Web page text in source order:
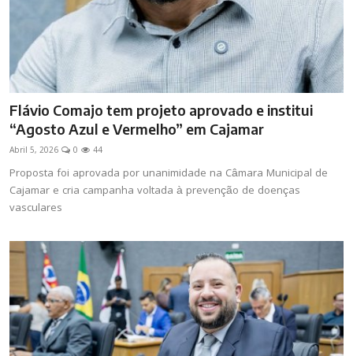
Flávio Comajo tem projeto aprovado e institui
“Agosto Azul e Vermelho” em Cajamar
Abril 5, 2026 0 44
Proposta foi aprovada por unanimidade na Câmara Municipal de
Cajamar e cria campanha voltada à prevenção de doenças
vasculares